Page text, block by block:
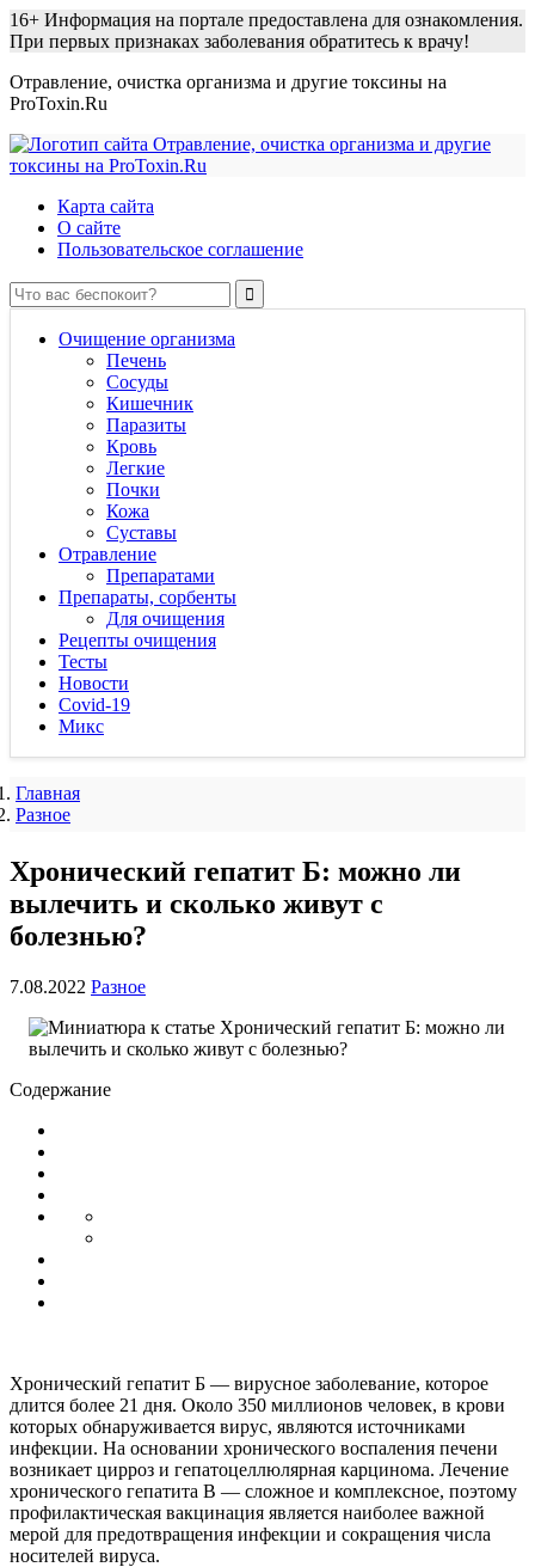
16+ Информация на портале предоставлена для ознакомления.
При первых признаках заболевания обратитесь к врачу!
Отравление, очистка организма и другие токсины на
ProToxin.Ru
Карта сайта
О сайте
Пользовательское соглашение
Очищение организма
Печень
Сосуды
Кишечник
Паразиты
Кровь
Легкие
Почки
Кожа
Суставы
Отравление
Препаратами
Препараты, сорбенты
Для очищения
Рецепты очищения
Тесты
Новости
Covid-19
Микс
Главная
Разное
Хронический гепатит Б: можно ли
вылечить и сколько живут с
болезнью?
7.08.2022 Разное
Содержание
Хронический гепатит Б — вирусное заболевание, которое
длится более 21 дня. Около 350 миллионов человек, в крови
которых обнаруживается вирус, являются источниками
инфекции. На основании хронического воспаления печени
возникает цирроз и гепатоцеллюлярная карцинома. Лечение
хронического гепатита В — сложное и комплексное, поэтому
профилактическая вакцинация является наиболее важной
мерой для предотвращения инфекции и сокращения числа
носителей вируса.